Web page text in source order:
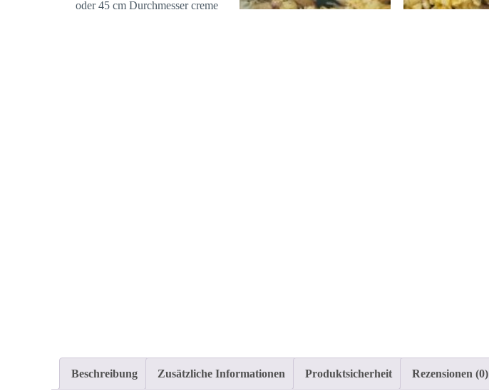
Beschreibung Zusätzliche Informationen Produktsicherheit Rezensionen (0)